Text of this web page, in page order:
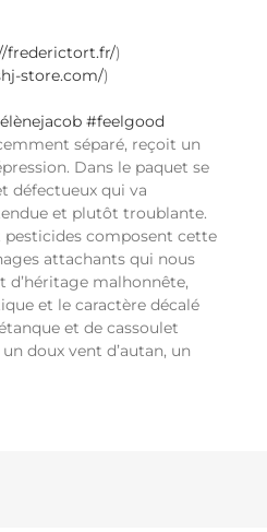
frederictort.fr/)
store.com/)
#feelgood
séparé, reçoit un
Dans le paquet se
défectueux qui va
et plutôt troublante.
composent cette
attachants qui nous
malhonnête,
et le caractère décalé
et de cassoulet
doux vent d’autan, un